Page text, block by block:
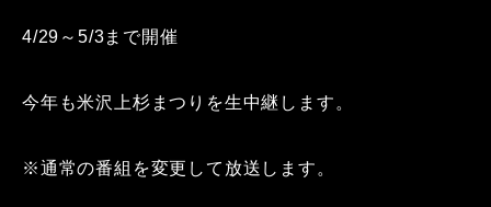
4/29～5/3まで開催
今年も米沢上杉まつりを生中継します。
※通常の番組を変更して放送します。